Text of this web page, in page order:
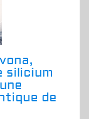
silicium
de